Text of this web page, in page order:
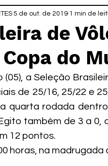
Atletismo EC
Taubaté Fut7 Rugby
de
do
5 de out. de 2019 1 min de
a Seleção
de 25/16, 25/22 e
quarta rodada
também de 3 a 0,
12 pontos.
horas, na madrugada